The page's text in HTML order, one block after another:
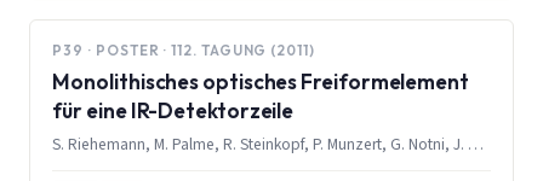
P39 · POSTER · 112. TAGUNG (2011)
Monolithisches optisches Freiformelement
für eine IR-Detektorzeile
S. Riehemann, M. Palme, R. Steinkopf, P. Munzert, G. Notni, J. Krieg